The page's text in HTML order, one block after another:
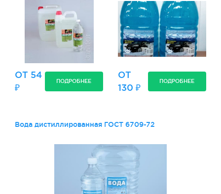
ОТ 54
₽
ПОДРОБНЕЕ
ОТ
130 ₽
ПОДРОБНЕЕ
Вода дистиллированная ГОСТ 6709-72